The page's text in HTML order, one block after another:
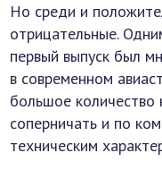
Но среди и
отрицательные.
первый выпуск был
в современном
большое количество
соперничать и по
техническим